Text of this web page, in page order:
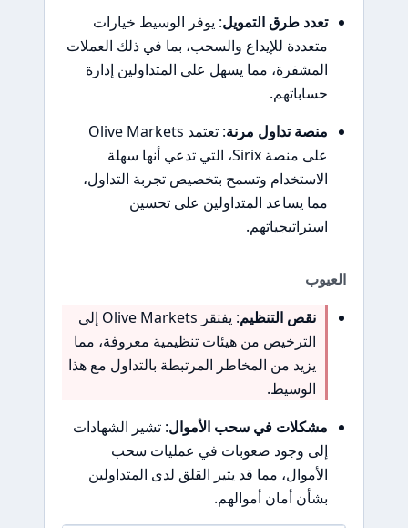
تعدد طرق التمويل: يوفر الوسيط خيارات
متعددة للإيداع والسحب، بما في ذلك العملات
المشفرة، مما يسهل على المتداولين إدارة
حساباتهم.
منصة تداول مرنة
: تعتمد Olive Markets
على منصة Sirix، التي تدعي أنها سهلة
الاستخدام وتسمح بتخصيص تجربة التداول،
مما يساعد المتداولين على تحسين
استراتيجياتهم.
العيوب
نقص التنظيم
: يفتقر Olive Markets إلى
الترخيص من هيئات تنظيمية معروفة، مما
يزيد من المخاطر المرتبطة بالتداول مع هذا
الوسيط.
مشكلات في سحب الأموال: تشير الشهادات
إلى وجود صعوبات في عمليات سحب
الأموال، مما قد يثير القلق لدى المتداولين
بشأن أمان أموالهم.